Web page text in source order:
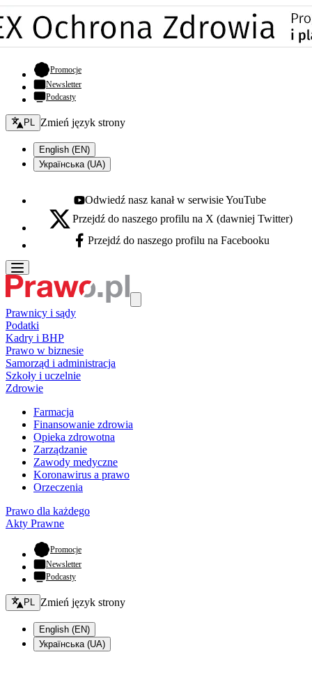
Promocje- otwiera się w nowej karcie
Newsletter
Podcasty
Zmień język - bieżący:
PL Zmień język strony
English (EN)
Українська (UA)
Youtube - otwiera się w nowej karcie
Odwiedź nasz kanał w serwisie YouTube
X - otwiera się w nowej karcie
Przejdź do naszego profilu na X (dawniej Twitter)
Facebook - otwiera się w nowej karcie
Przejdź do naszego profilu na Facebooku
Prawnicy i sądy
Podatki
Kadry i BHP
Prawo w biznesie
Samorząd i administracja
Szkoły i uczelnie
Zdrowie
Farmacja
Finansowanie zdrowia
Opieka zdrowotna
Zarządzanie
Zawody medyczne
Koronawirus a prawo
Orzeczenia
Prawo dla każdego
Akty Prawne
Promocje- otwiera się w nowej karcie
Newsletter
Podcasty
Zmień język - bieżący:
PL Zmień język strony
English (EN)
Українська (UA)